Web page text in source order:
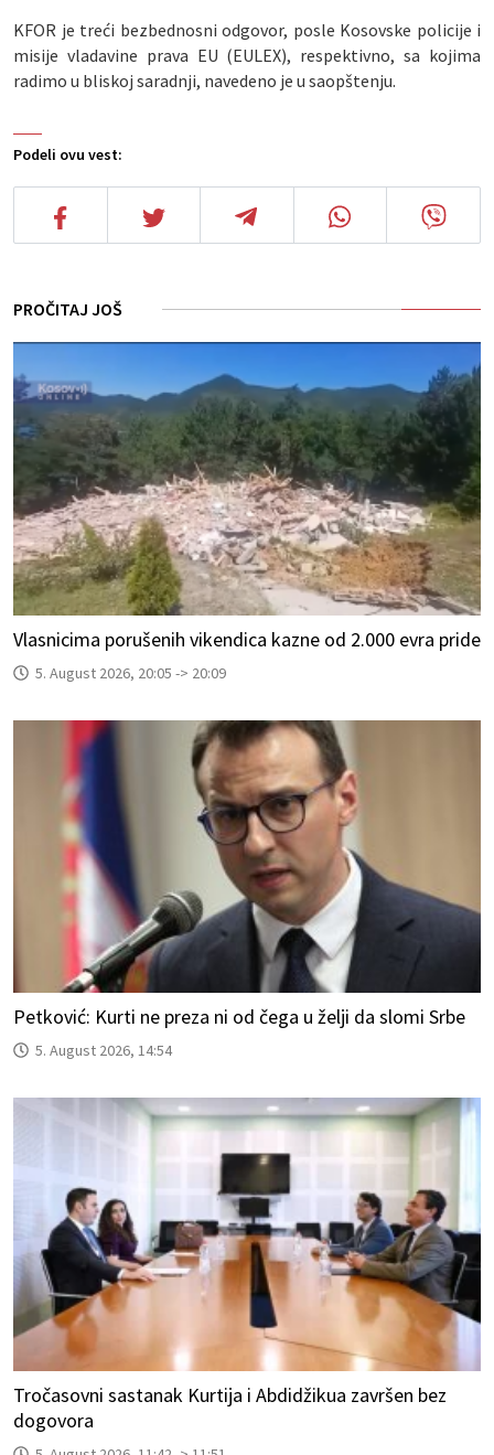
Podeli ovu vest:
KFOR je treći bezbednosni odgovor, posle Kosovske policije i
misije vladavine prava EU (EULEX), respektivno, sa kojima
radimo u bliskoj saradnji, navedeno je u saopštenju.
PROČITAJ JOŠ
Vlasnicima porušenih vikendica kazne od 2.000 evra pride
5. August 2026, 20:05 -> 20:09
Petković: Kurti ne preza ni od čega u želji da slomi Srbe
5. August 2026, 14:54
Tročasovni sastanak Kurtija i Abdidžikua završen bez
dogovora